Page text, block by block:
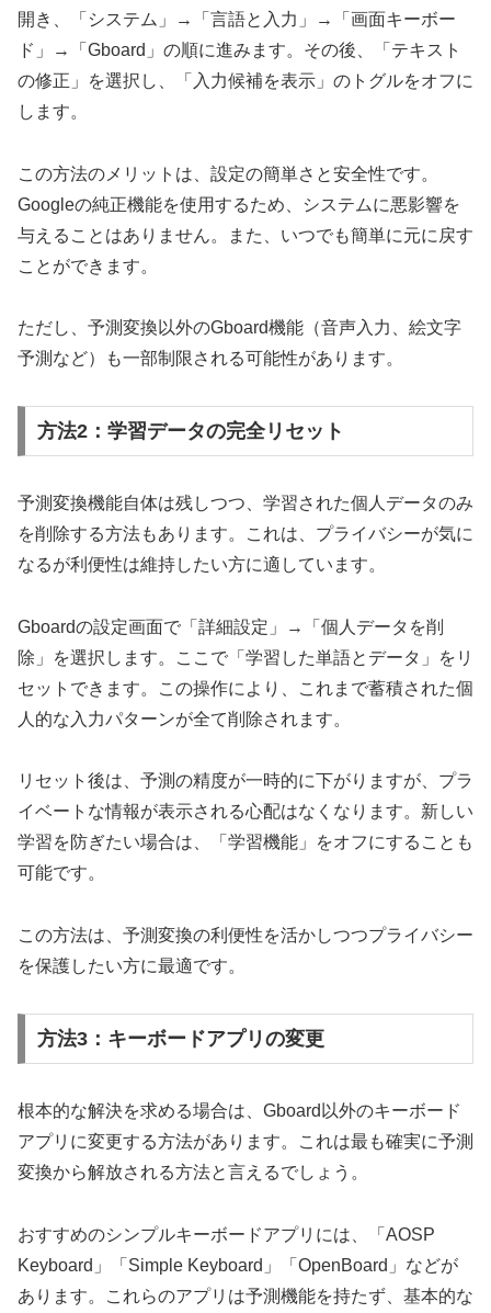
開き、「システム」→「言語と入力」→「画面キーボー
ド」→「Gboard」の順に進みます。その後、「テキスト
の修正」を選択し、「入力候補を表示」のトグルをオフに
します。
この方法のメリットは、設定の簡単さと安全性です。
Googleの純正機能を使用するため、システムに悪影響を
与えることはありません。また、いつでも簡単に元に戻す
ことができます。
ただし、予測変換以外のGboard機能（音声入力、絵文字
予測など）も一部制限される可能性があります。
方法2：学習データの完全リセット
予測変換機能自体は残しつつ、学習された個人データのみ
を削除する方法もあります。これは、プライバシーが気に
なるが利便性は維持したい方に適しています。
Gboardの設定画面で「詳細設定」→「個人データを削
除」を選択します。ここで「学習した単語とデータ」をリ
セットできます。この操作により、これまで蓄積された個
人的な入力パターンが全て削除されます。
リセット後は、予測の精度が一時的に下がりますが、プラ
イベートな情報が表示される心配はなくなります。新しい
学習を防ぎたい場合は、「学習機能」をオフにすることも
可能です。
この方法は、予測変換の利便性を活かしつつプライバシー
を保護したい方に最適です。
方法3：キーボードアプリの変更
根本的な解決を求める場合は、Gboard以外のキーボード
アプリに変更する方法があります。これは最も確実に予測
変換から解放される方法と言えるでしょう。
おすすめのシンプルキーボードアプリには、「AOSP
Keyboard」「Simple Keyboard」「OpenBoard」などが
あります。これらのアプリは予測機能を持たず、基本的な